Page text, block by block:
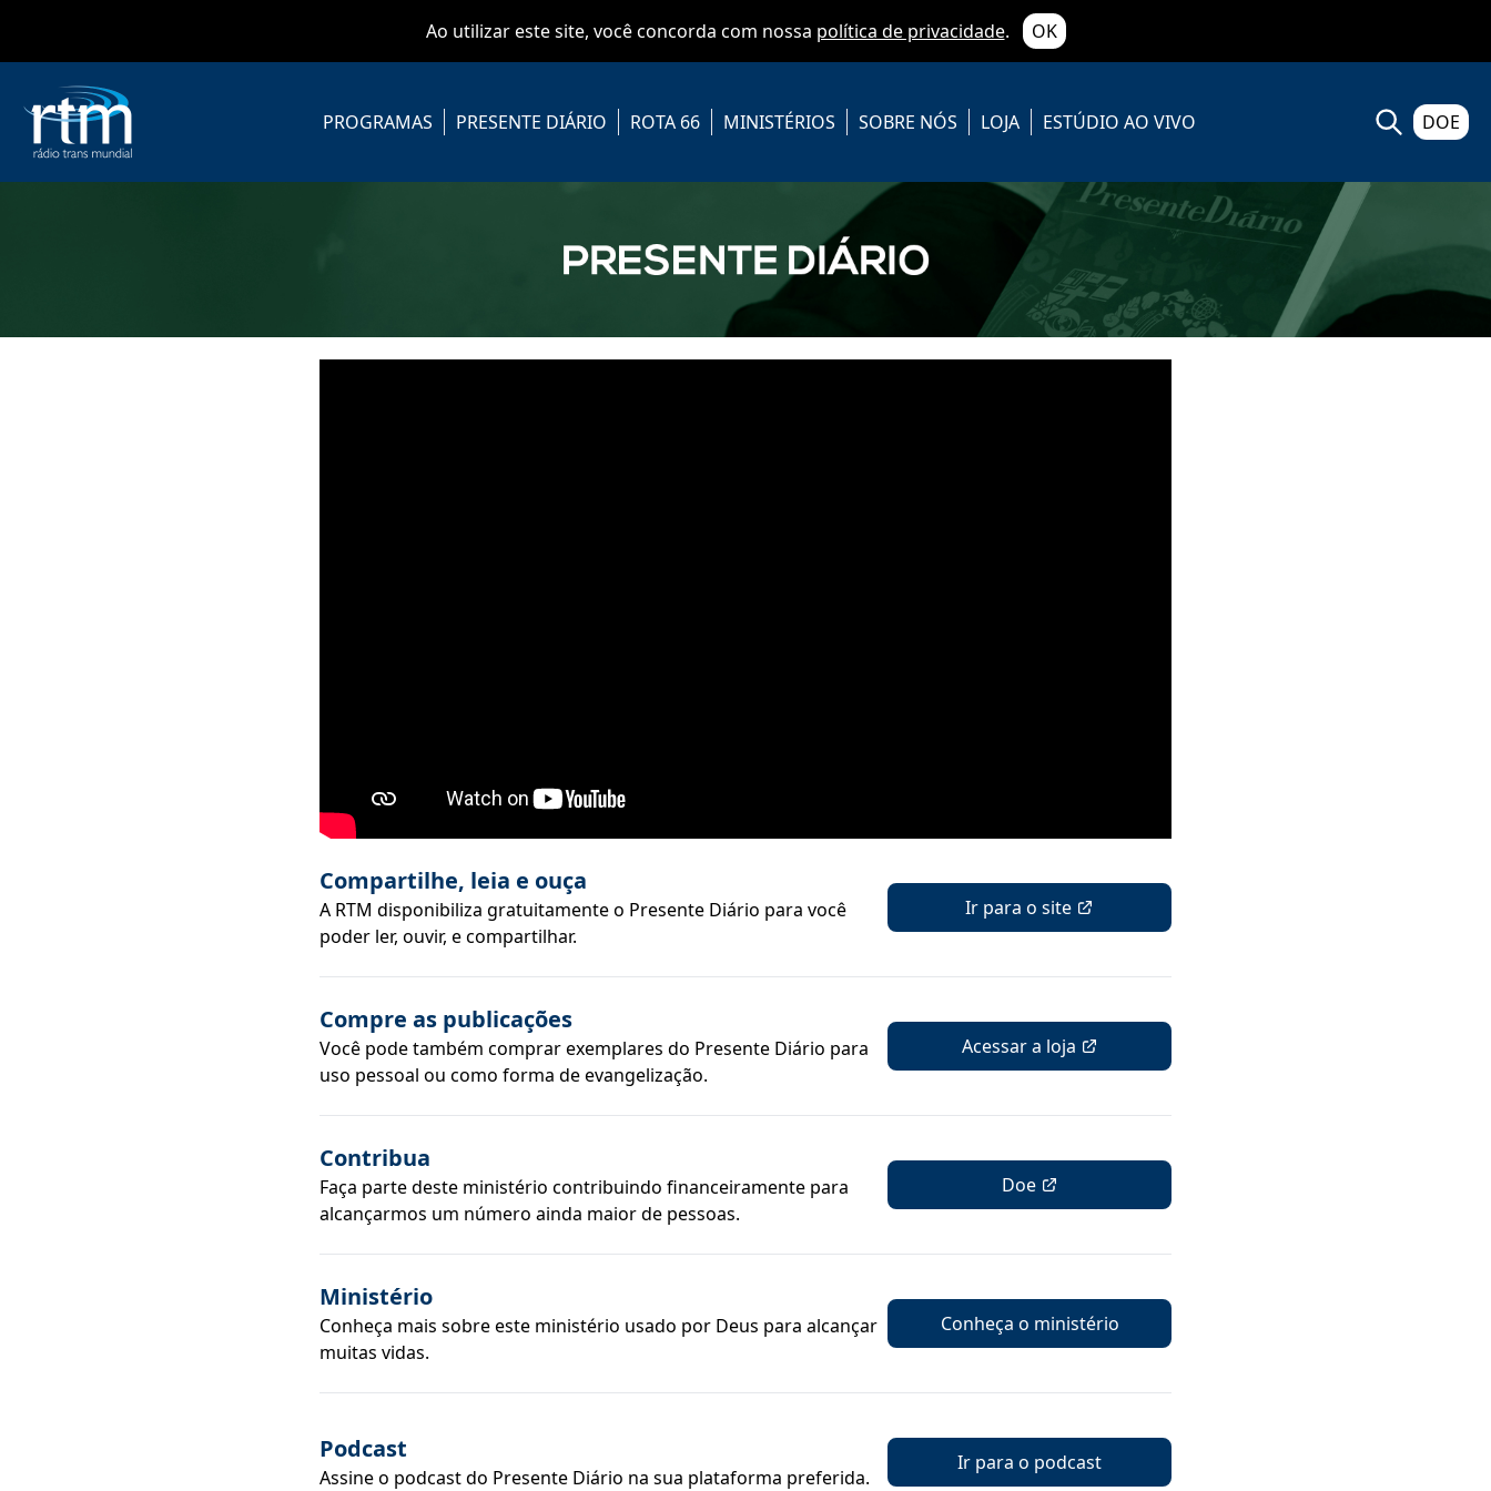
Ao utilizar este site, você concorda com nossa política de privacidade. OK
PROGRAMAS PRESENTE DIÁRIO ROTA 66 MINISTÉRIOS SOBRE NÓS LOJA ESTÚDIO AO VIVO DOE
Compartilhe, leia e ouça
A RTM disponibiliza gratuitamente o Presente Diário para você
poder ler, ouvir, e compartilhar.
Ir para o site
Compre as publicações
Você pode também comprar exemplares do Presente Diário para
uso pessoal ou como forma de evangelização.
Acessar a loja
Contribua
Faça parte deste ministério contribuindo financeiramente para
alcançarmos um número ainda maior de pessoas.
Doe
Ministério
Conheça mais sobre este ministério usado por Deus para alcançar
muitas vidas.
Conheça o ministério
Podcast
Assine o podcast do Presente Diário na sua plataforma preferida.
Ir para o podcast